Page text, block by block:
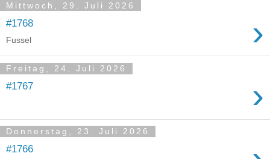
Mittwoch, 29. Juli 2026
#1768 ›
Fussel
Freitag, 24. Juli 2026
#1767 ›
Donnerstag, 23. Juli 2026
#1766